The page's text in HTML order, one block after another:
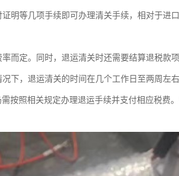
明等几项手续即可办理清关手续，相对于进
而定。同时，退运清关时还需要结算退税款项
下，退运清关的时间在几个工作日至两周左右
按照相关规定办理退运手续并支付相应税费